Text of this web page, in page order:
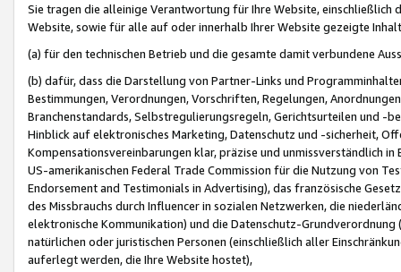
Sie tragen die alleinige Verantwortung für Ihre Website,
Website, sowie für alle auf oder innerhalb Ihrer Website gezeigte
(a) für den technischen Betrieb und die gesamte damit verbundene
(b) dafür, dass die Darstellung von Partner-Links und
Bestimmungen, Verordnungen, Vorschriften, Regelungen,
Branchenstandards, Selbstregulierungsregeln, Gerichtsurteilen und -
Hinblick auf elektronisches Marketing, Datenschutz und -sicherheit,
Kompensationsvereinbarungen klar, präzise und unmissverständlich
US-amerikanischen Federal Trade Commission für die Nutzung von
Endorsement and Testimonials in Advertising), das französische
des Missbrauchs durch Influencer in sozialen Netzwerken, die
elektronische Kommunikation) und die Datenschutz-
natürlichen oder juristischen Personen (einschließlich aller
auferlegt werden, die Ihre Website hostet),